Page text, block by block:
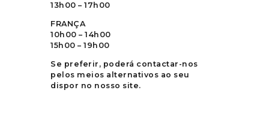
13h00 – 17h00
FRANÇA
10h00 – 14h00
15h00 – 19h00
Se preferir, poderá contactar-nos
pelos meios alternativos ao seu
dispor no nosso site.